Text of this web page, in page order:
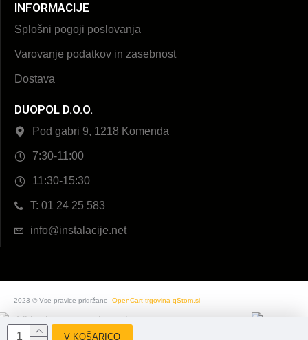
V KOŠARICO
INFORMACIJE
Splošni pogoji poslovanja
Varovanje podatkov in zasebnost
Dostava
DUOPOL D.O.O.
Pod gabri 9, 1218 Komenda
7:30-11:00
11:30-15:30
T: 01 24 25 583
info@instalacije.net
2023 © Vse pravice pridržane OpenCart trgovina qStom.si